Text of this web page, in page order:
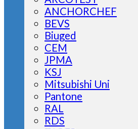
ANCHORCHEF
BEVS
Biuged
CEM
JPMA
KSJ
Mitsubishi Uni
Pantone
RAL
RDS